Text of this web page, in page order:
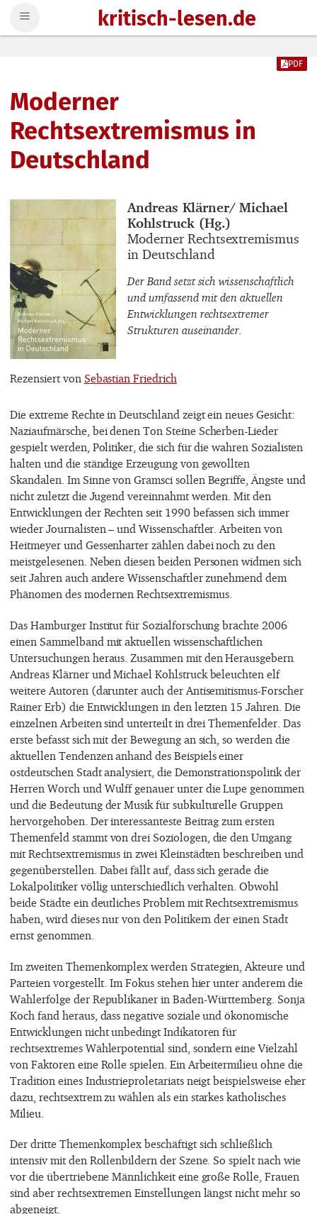
kritisch-lesen.de
Moderner
Rechtsextremismus in
Deutschland
PDF
Buchautor_innen
Andreas Klärner/ Michael
Kohlstruck (Hg.)
Buchtitel
Moderner Rechtsextremismus
in Deutschland
Der Band setzt sich wissenschaftlich
und umfassend mit den aktuellen
Entwicklungen rechtsextremer
Strukturen auseinander.
Rezensiert von Sebastian Friedrich
Die extreme Rechte in Deutschland zeigt ein neues Gesicht:
Naziaufmärsche, bei denen Ton Steine Scherben-Lieder
gespielt werden, Politiker, die sich für die wahren Sozialisten
halten und die ständige Erzeugung von gewollten
Skandalen. Im Sinne von Gramsci sollen Begriffe, Ängste und
nicht zuletzt die Jugend vereinnahmt werden. Mit den
Entwicklungen der Rechten seit 1990 befassen sich immer
wieder Journalisten – und Wissenschaftler. Arbeiten von
Heitmeyer und Gessenharter zählen dabei noch zu den
meistgelesenen. Neben diesen beiden Personen widmen sich
seit Jahren auch andere Wissenschaftler zunehmend dem
Phänomen des modernen Rechtsextremismus.
Das Hamburger Institut für Sozialforschung brachte 2006
einen Sammelband mit aktuellen wissenschaftlichen
Untersuchungen heraus. Zusammen mit den Herausgebern
Andreas Klärner und Michael Kohlstruck beleuchten elf
weitere Autoren (darunter auch der Antisemitismus-Forscher
Rainer Erb) die Entwicklungen in den letzten 15 Jahren. Die
einzelnen Arbeiten sind unterteilt in drei Themenfelder. Das
erste befasst sich mit der Bewegung an sich, so werden die
aktuellen Tendenzen anhand des Beispiels einer
ostdeutschen Stadt analysiert, die Demonstrationspolitik der
Herren Worch und Wulff genauer unter die Lupe genommen
und die Bedeutung der Musik für subkulturelle Gruppen
hervorgehoben. Der interessanteste Beitrag zum ersten
Themenfeld stammt von drei Soziologen, die den Umgang
mit Rechtsextremismus in zwei Kleinstädten beschreiben und
gegenüberstellen. Dabei fällt auf, dass sich gerade die
Lokalpolitiker völlig unterschiedlich verhalten. Obwohl
beide Städte ein deutliches Problem mit Rechtsextremismus
haben, wird dieses nur von den Politikern der einen Stadt
ernst genommen.
Im zweiten Themenkomplex werden Strategien, Akteure und
Parteien vorgestellt. Im Fokus stehen hier unter anderem die
Wahlerfolge der Republikaner in Baden-Württemberg. Sonja
Koch fand heraus, dass negative soziale und ökonomische
Entwicklungen nicht unbedingt Indikatoren für
rechtsextremes Wählerpotential sind, sondern eine Vielzahl
von Faktoren eine Rolle spielen. Ein Arbeitermilieu ohne die
Tradition eines Industrieproletariats neigt beispielsweise eher
dazu, rechtsextrem zu wählen als ein starkes katholisches
Milieu.
Der dritte Themenkomplex beschäftigt sich schließlich
intensiv mit den Rollenbildern der Szene. So spielt nach wie
vor die übertriebene Männlichkeit eine große Rolle, Frauen
sind aber rechtsextremen Einstellungen längst nicht mehr so
abgeneigt.